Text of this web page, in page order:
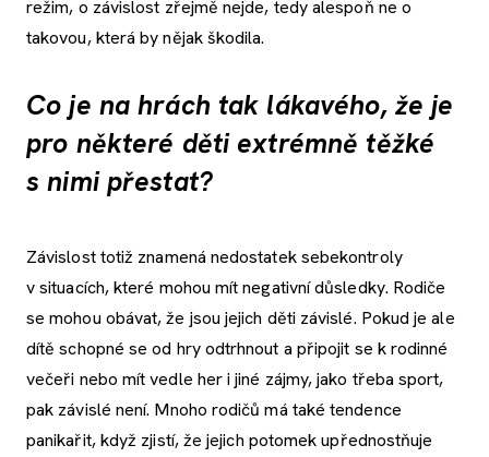
režim, o závislost zřejmě nejde, tedy alespoň ne o
takovou, která by nějak škodila.
Co je na hrách tak lákavého, že je
pro některé děti extrémně těžké
s nimi přestat?
Závislost totiž znamená nedostatek sebekontroly
v situacích, které mohou mít negativní důsledky. Rodiče
se mohou obávat, že jsou jejich děti závislé. Pokud je ale
dítě schopné se od hry odtrhnout a připojit se k rodinné
večeři nebo mít vedle her i jiné zájmy, jako třeba sport,
pak závislé není. Mnoho rodičů má také tendence
panikařit, když zjistí, že jejich potomek upřednostňuje